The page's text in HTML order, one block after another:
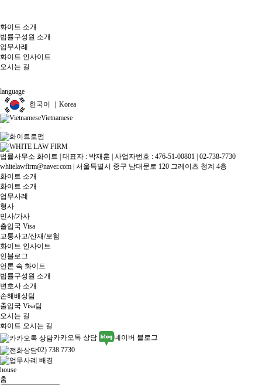
화이트 소개
법률구성원 소개
업무사례
화이트 인사이트
오시는 길
language
한국어 ｜Korea
Vietnamese
법률사무소 화이트 | 대표자 : 박재훈 | 사업자번호 : 476-51-00801 | 02-738-7730
whitelawfirm@naver.com | 서울특별시 중구 남대문로 120 그레이츠 청계 4층
화이트 소개
화이트 소개
업무사례
형사
민사/가사
출입국 Visa
교통사고/산재/보험
화이트 인사이트
인블로그
언론 속 화이트
법률구성원 소개
변호사 소개
손해배상팀
출입국 Visa팀
오시는 길
화이트 오시는 길
카카오톡 상담
네이버 블로그
02) 738.7730
house
홈